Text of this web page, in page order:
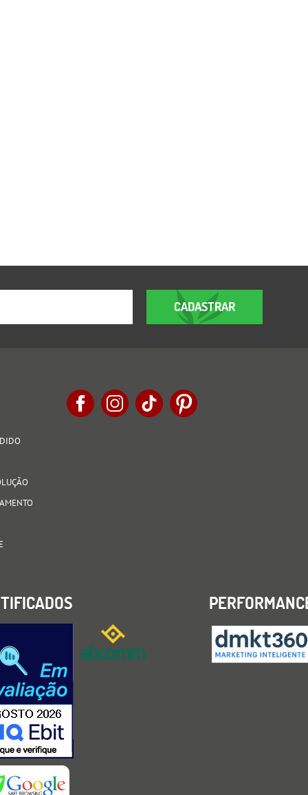
CADASTRAR